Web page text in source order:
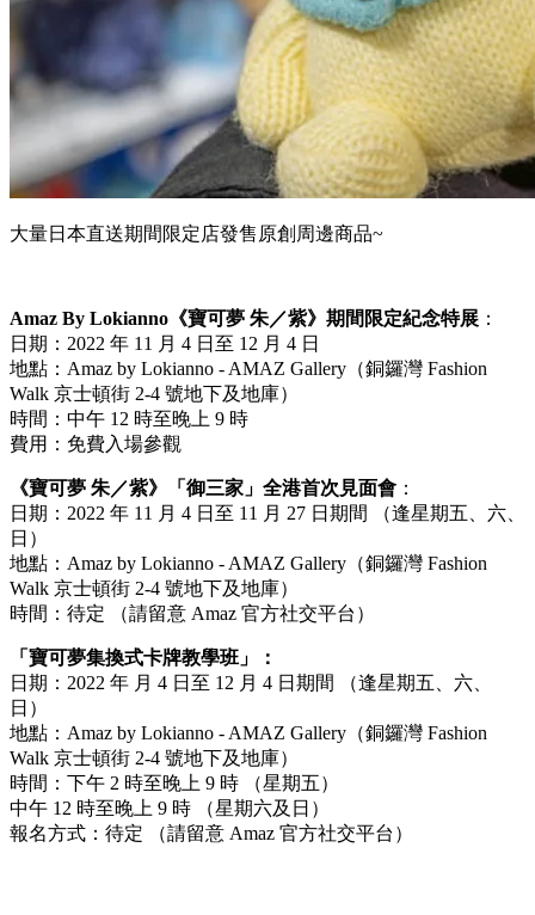
大量日本直送期間限定店發售原創周邊商品~
Amaz By Lokianno《寶可夢 朱／紫》期間限定紀念特展 ：
日期：2022 年 11 月 4 日至 12 月 4 日
地點：Amaz by Lokianno - AMAZ Gallery（銅鑼灣 Fashion
Walk 京士頓街 2-4 號地下及地庫）
時間：中午 12 時至晚上 9 時
費用：免費入場參觀
《寶可夢 朱／紫》「御三家」全港首次見面會 ：
日期：2022 年 11 月 4 日至 11 月 27 日期間 （逢星期五、六、
日）
地點：Amaz by Lokianno - AMAZ Gallery（銅鑼灣 Fashion
Walk 京士頓街 2-4 號地下及地庫）
時間：待定 （請留意 Amaz 官方社交平台）
「寶可夢集換式卡牌教學班」：
日期：2022 年 月 4 日至 12 月 4 日期間 （逢星期五、六、
日）
地點：Amaz by Lokianno - AMAZ Gallery（銅鑼灣 Fashion
Walk 京士頓街 2-4 號地下及地庫）
時間：下午 2 時至晚上 9 時 （星期五）
中午 12 時至晚上 9 時 （星期六及日）
報名方式：待定 （請留意 Amaz 官方社交平台）